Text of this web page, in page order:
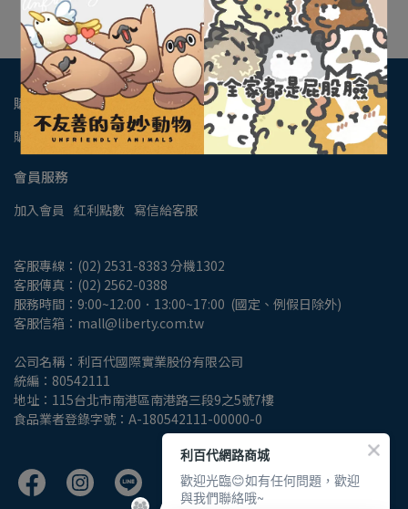
購物相關
購物說明 退換商品 付款/運送 發票說明 隱私權保護政策
會員服務
加入會員 紅利點數 寫信給客服
客服專線：(02) 2531-8383 分機1302
客服傳真：(02) 2562-0388
服務時間：9:00~12:00．13:00~17:00  (國定、例假日除外)
客服信箱：mall@liberty.com.tw
公司名稱：利百代國際實業股份有限公司
統編：80542111
地址：115台北市南港區南港路三段9之5號7樓
食品業者登錄字號：A-180542111-00000-0
利百代網路商城
歡迎光臨😊如有任何問題，歡迎
與我們聯絡哦~